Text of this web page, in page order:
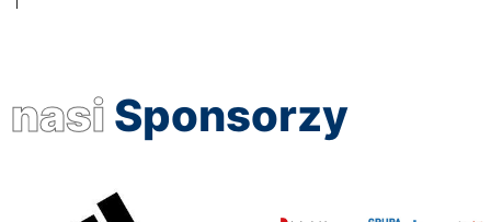
nasi Sponsorzy